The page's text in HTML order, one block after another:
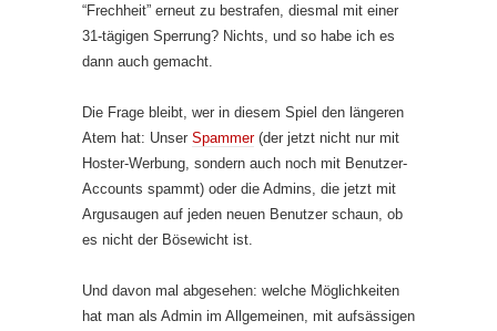
“Frechheit” erneut zu bestrafen, diesmal mit einer
31-tägigen Sperrung? Nichts, und so habe ich es
dann auch gemacht.
Die Frage bleibt, wer in diesem Spiel den längeren
Atem hat: Unser Spammer(der jetzt nicht nur mit
Hoster-Werbung, sondern auch noch mit Benutzer-
Accounts spammt) oder die Admins, die jetzt mit
Argusaugen auf jeden neuen Benutzer schaun, ob
es nicht der Bösewicht ist.
Und davon mal abgesehen: welche Möglichkeiten
hat man als Admin im Allgemeinen, mit aufsässigen